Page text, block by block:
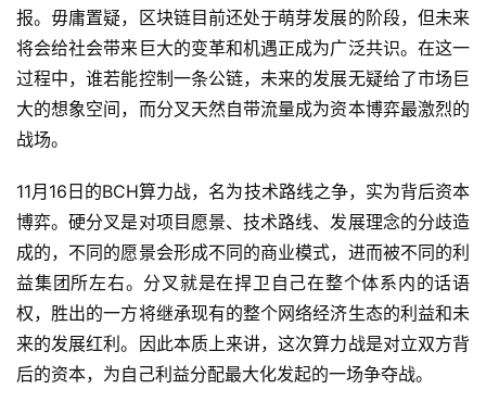
报。毋庸置疑，区块链目前还处于萌芽发展的阶段，但未来
将会给社会带来巨大的变革和机遇正成为广泛共识。在这一
过程中，谁若能控制一条公链，未来的发展无疑给了市场巨
大的想象空间，而分叉天然自带流量成为资本博弈最激烈的
战场。
11月16日的BCH算力战，名为技术路线之争，实为背后资本
博弈。硬分叉是对项目愿景、技术路线、发展理念的分歧造
成的，不同的愿景会形成不同的商业模式，进而被不同的利
益集团所左右。分叉就是在捍卫自己在整个体系内的话语
权，胜出的一方将继承现有的整个网络经济生态的利益和未
来的发展红利。因此本质上来讲，这次算力战是对立双方背
后的资本，为自己利益分配最大化发起的一场争夺战。